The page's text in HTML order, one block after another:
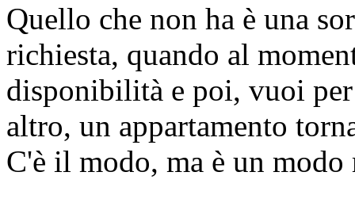
Quello che non ha è una
richiesta, quando al
disponibilità e poi, vuoi
altro, un appartamento
C'è il modo, ma è un modo